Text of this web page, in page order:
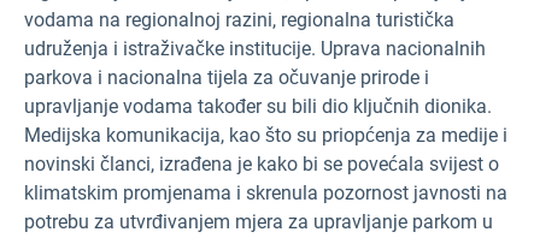
vodama na regionalnoj razini, regionalna turistička
udruženja i istraživačke institucije. Uprava nacionalnih
parkova i nacionalna tijela za očuvanje prirode i
upravljanje vodama također su bili dio ključnih dionika.
Medijska komunikacija, kao što su priopćenja za medije i
novinski članci, izrađena je kako bi se povećala svijest o
klimatskim promjenama i skrenula pozornost javnosti na
potrebu za utvrđivanjem mjera za upravljanje parkom u